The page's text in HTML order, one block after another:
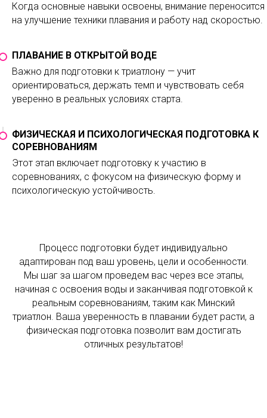
Когда основные навыки освоены, внимание переносится
на улучшение техники плавания и работу над скоростью.
ПЛАВАНИЕ В ОТКРЫТОЙ ВОДЕ
Важно для подготовки к триатлону — учит
ориентироваться, держать темп и чувствовать себя
уверенно в реальных условиях старта.
ФИЗИЧЕСКАЯ И ПСИХОЛОГИЧЕСКАЯ ПОДГОТОВКА К
СОРЕВНОВАНИЯМ
Этот этап включает подготовку к участию в
соревнованиях, с фокусом на физическую форму и
психологическую устойчивость.
Процесс подготовки будет индивидуально
адаптирован под ваш уровень, цели и особенности.
Мы шаг за шагом проведем вас через все этапы,
начиная с освоения воды и заканчивая подготовкой к
реальным соревнованиям, таким как Минский
триатлон. Ваша уверенность в плавании будет расти, а
физическая подготовка позволит вам достигать
отличных результатов!